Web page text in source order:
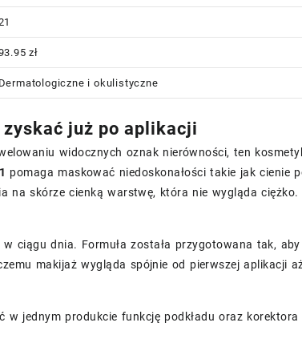
zł
Dermatologiczne i okulistyczne
już po aplikacji
widocznych oznak nierówności, ten
pomaga maskować niedoskonałości takie jak cienie
na skórze cienką warstwę, która nie wygląda ciężko.
ciągu dnia. Formuła została przygotowana tak, aby
makijaż wygląda spójnie od pierwszej aplikacji
jednym produkcie funkcję podkładu oraz korektora